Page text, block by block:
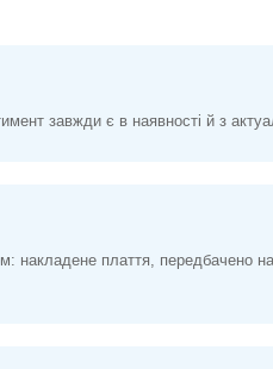
завжди є в наявності й з
плаття, передбачено